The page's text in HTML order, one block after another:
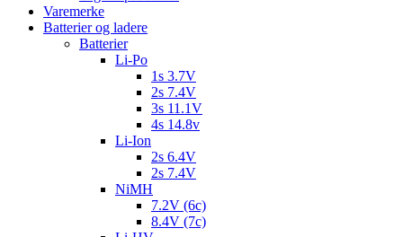
Varemerke
Batterier og ladere
Batterier
Li-Po
1s 3.7V
2s 7.4V
3s 11.1V
4s 14.8v
Li-Ion
2s 6.4V
2s 7.4V
NiMH
7.2V (6c)
8.4V (7c)